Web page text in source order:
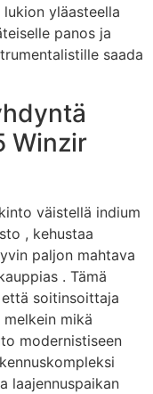
yläasteella
panos ja
saada
Winzir
väistellä indium
, kehustaa
paljon mahtava
. Tämä
soitinsoittaja
mikä
modernistiseen
laajennuspaikan